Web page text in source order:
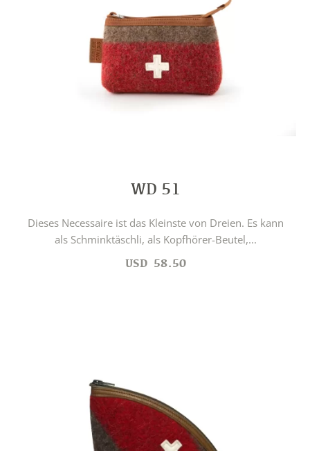
WD 51
Dieses Necessaire ist das Kleinste von Dreien. Es kann
als Schminktäschli, als Kopfhörer-Beutel,...
USD 58.50